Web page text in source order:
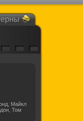
Майкл
Том